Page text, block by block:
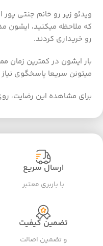
ویدئو زیر رو خانم جنتی پور
که ملاحظه میکنید، ایشون
رو خریداری کردند.
بار ایشون در کمترین زمان
میتونن سریعا پاسخگوی
برای مشاهده این رضایت،
ارسال سریع
با باربری معتبر
تضمین کیفیت
و تضمین اصالت